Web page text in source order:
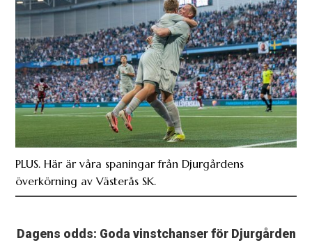
PLUS. Här är våra spaningar från Djurgårdens
överkörning av Västerås SK.
Dagens odds: Goda vinstchanser för Djurgården